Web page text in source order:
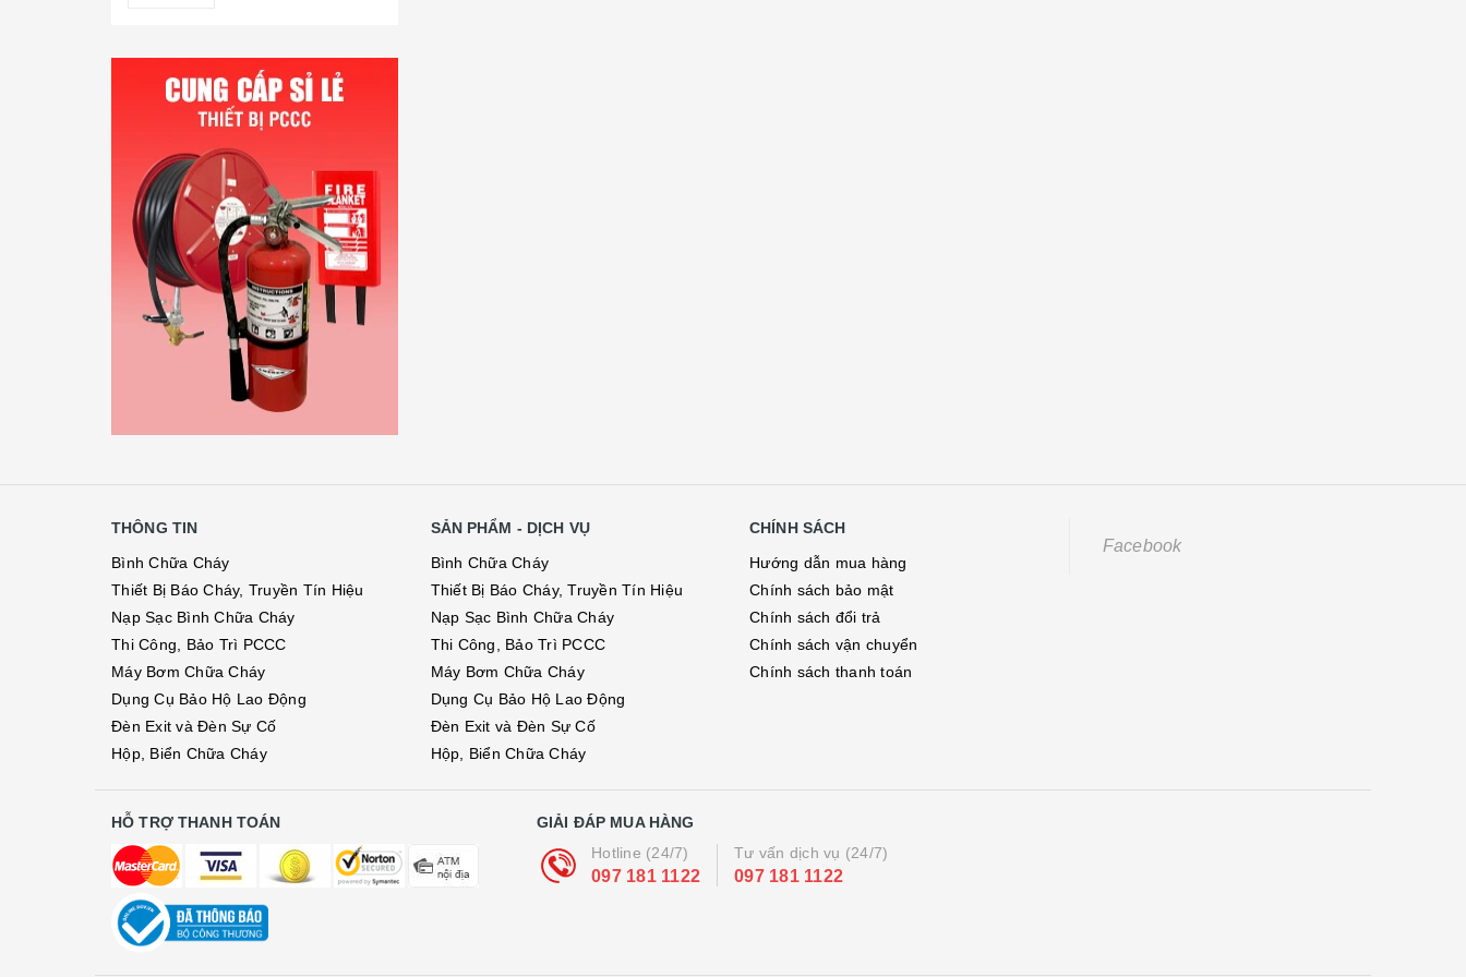
THÔNG TIN
Bình Chữa Cháy
Thiết Bị Báo Cháy, Truyền Tín Hiệu
Nạp Sạc Bình Chữa Cháy
Thi Công, Bảo Trì PCCC
Máy Bơm Chữa Cháy
Dụng Cụ Bảo Hộ Lao Động
Đèn Exit và Đèn Sự Cố
Hộp, Biển Chữa Cháy
SẢN PHẨM - DỊCH VỤ
Bình Chữa Cháy
Thiết Bị Báo Cháy, Truyền Tín Hiệu
Nạp Sạc Bình Chữa Cháy
Thi Công, Bảo Trì PCCC
Máy Bơm Chữa Cháy
Dụng Cụ Bảo Hộ Lao Động
Đèn Exit và Đèn Sự Cố
Hộp, Biển Chữa Cháy
CHÍNH SÁCH
Hướng dẫn mua hàng
Chính sách bảo mật
Chính sách đổi trả
Chính sách vận chuyển
Chính sách thanh toán
Facebook
HỖ TRỢ THANH TOÁN
GIẢI ĐÁP MUA HÀNG
Hotline (24/7)
097 181 1122
Tư vấn dịch vụ (24/7)
097 181 1122